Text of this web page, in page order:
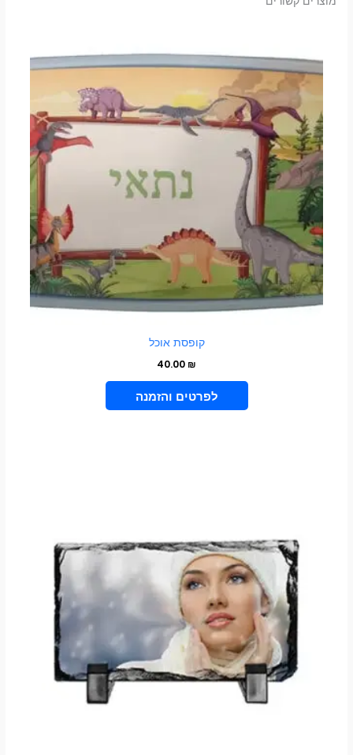
קופסת אוכל
40.00 ₪
VIEW PRODUCT
יש
מספר
סוגים.
ניתן
לבחור
סוגים.
האפשרויות
בעמוד
המוצר